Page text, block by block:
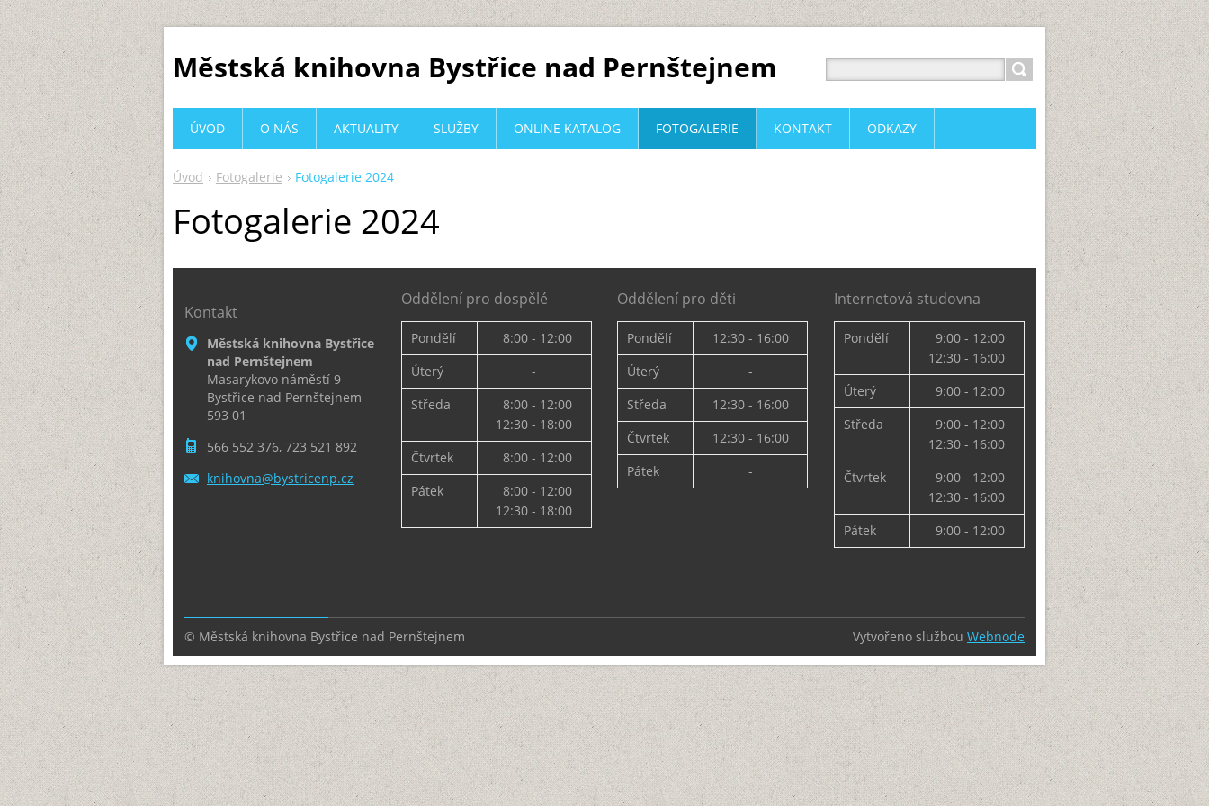
Městská knihovna Bystřice nad Pernštejnem
Úvod Fotogalerie Fotogalerie 2024
Fotogalerie 2024
ÚVOD O NÁS AKTUALITY SLUŽBY ONLINE KATALOG FOTOGALERIE KONTAKT ODKAZY
Kontakt
Městská knihovna Bystřice
nad Pernštejnem
Masarykovo náměstí 9
Bystřice nad Pernštejnem
593 01
566 552 376, 723 521 892
knihovna@bystricenp.cz
Oddělení pro dospělé
Pondělí
8:00 - 12:00
Úterý
-
Středa
8:00 - 12:00
12:30 - 18:00
Čtvrtek
8:00 - 12:00
Pátek
8:00 - 12:00
12:30 - 18:00
Oddělení pro děti
Pondělí
12:30 - 16:00
Úterý
-
Středa
12:30 - 16:00
Čtvrtek
12:30 - 16:00
Pátek
-
Internetová studovna
Pondělí
9:00 - 12:00
12:30 - 16:00
Úterý
9:00 - 12:00
Středa
9:00 - 12:00
12:30 - 16:00
Čtvrtek
9:00 - 12:00
12:30 - 16:00
Pátek
9:00 - 12:00
© Městská knihovna Bystřice nad Pernštejnem Vytvořeno službou Webnode